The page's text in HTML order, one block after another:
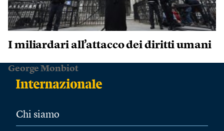
I miliardari all’attacco dei diritti umani
George Monbiot
Chi siamo